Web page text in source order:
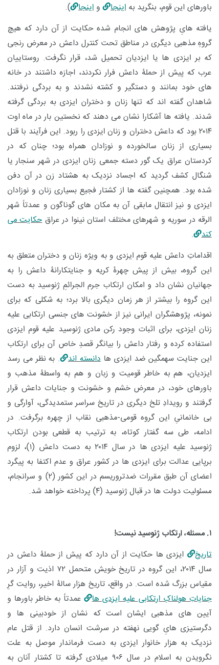
باورهای این قوم، بنگرید به اینجا واینجا ).
یافته هایِ پژوهش های انجام شده حکایت از آن دارد که هیچ
گروهِ مذهبی دیگری در مناطق تحت کنترل داعش در معرض رنجی
که بر ایزدی ها یا ایزدیان تحمیل شد، قرار نگرفت. روستاییان
عرب که پیش از حملۀ داعش فرار نکردند، اجازه داشتند در خانه
های خود بمانند و دستگیر و کشته نشدند و به بردگی نرفتند.
شاهدان گفته اند که تنها زنان و دختران ایزدی به بردگی گرفته
شدند. یافته ها آشکارا نشان می دهند که نخستین بار در ماه اوت
۲۰۱۴ بود که داعش دختران و زنان ایزدی را ربود. این فرآیند با قتل
بسیاری از زنان سالخورده و نوزادان همراه بود؛ چنان که در
کردستان عراق یک گور دسته جمعی زنان ایزدی در شهر سنجار یا
شنگال کشف گردید که اجساد نزدیک به هشتاد زن در آن دفن
شده بود. همچنین گفته ها از کشتار فجیع بسیاری زنان و نوزادان
ایزدی و نیز انتقال مابقی آن به مکان های گوناگون و عمدتاً شهر
الرقه در سوریه و شهرهای مختلف استان نینوا در عراقحکایت می
کند
.
اقداماتِ داعش علیه قوم ایزدی و به ویژه زنان و دختران متعلق به
این گروه، بیش از پیش چهرۀ کریه و جنایتکارانۀ داعش را به
جهانیان نشان داد و امکان ارتکاب جرم الجرائمِ ژنوسید به دست
این گروه را بیشتر از هر زمان دیگری بالا برد؛ به شکلی که برای
نمونه، پژوهشگران ایرانی نیز از خشونت های جنسی ارتکابی علیه
زنان ایزدی، برای اثبات وجود رکن مادی ژنوسید علیه قوم ایزدی
استفاده کرده و رفتار داعش را بیانگر قصدِ خاص آن برای ارتکاب
این جنایت سهمگین ضد ایزدی ها دانسته اند . به نظر می رسد
ایزدیان، هم به خاطر قومیت و زبان و هم به واسطۀ مذهب و
باورهای خود، در معرض خشم و خشونت و جنایات داعش قرار
گرفتند و رویدادِ تلخ دیگری در تاریخ سراسر ستمدیدگی، آوارگی و
بی خانمانیِ این گروه قومی-مذهبی نقاب از چهره برگرفت. در
ادامه، طی سه گفتار کوتاه، به ترتیب به قطعی بودن ارتکاب
ژنوسید علیه ایزدی ها در سال ۲۰۱۴ به دست داعش (۱)، لزوم
برپایی عدالت برای ایزدی ها در کشور عراق و عدم اکتفا به پیگرد
اعضای آن طبق مقررات ضدتروریسم در این کشور (۲) و سرانجام،
مسئولیت دولت ها در قبال ژنوسید (۴) پرداخته خواهد شد.
۱. مسئله، ارتکاب ژنوسید نیست!
تاریخ
ایزدی ها حکایت از آن دارد که پیش از حملۀ داعش در
سال ۲۰۱۴، این گروه در تاریخ خویش متحمل ۷۲ اذیت و آزار در
مقیاس بزرگ شده است. در واقع، تاریخ هزار سالۀ اخیر، روایت گرِ
جنایاتِ هولناکِ ارتکابی علیه ایزدی ها
عمدتاً به خاطر باورها و
آیین های مذهبی ایشان است که نشان از خودبینی ها و
دگرستیزی هایِ گویی نهفته در سرشت انسان دارد. از قتل عام
نزدیک به هزار خانوار ایزدی به دست فرماندار موصل به علت
نگرویدن به اسلام در سال ۹۰۶ میلادی گرفته تا کشتار آنان به